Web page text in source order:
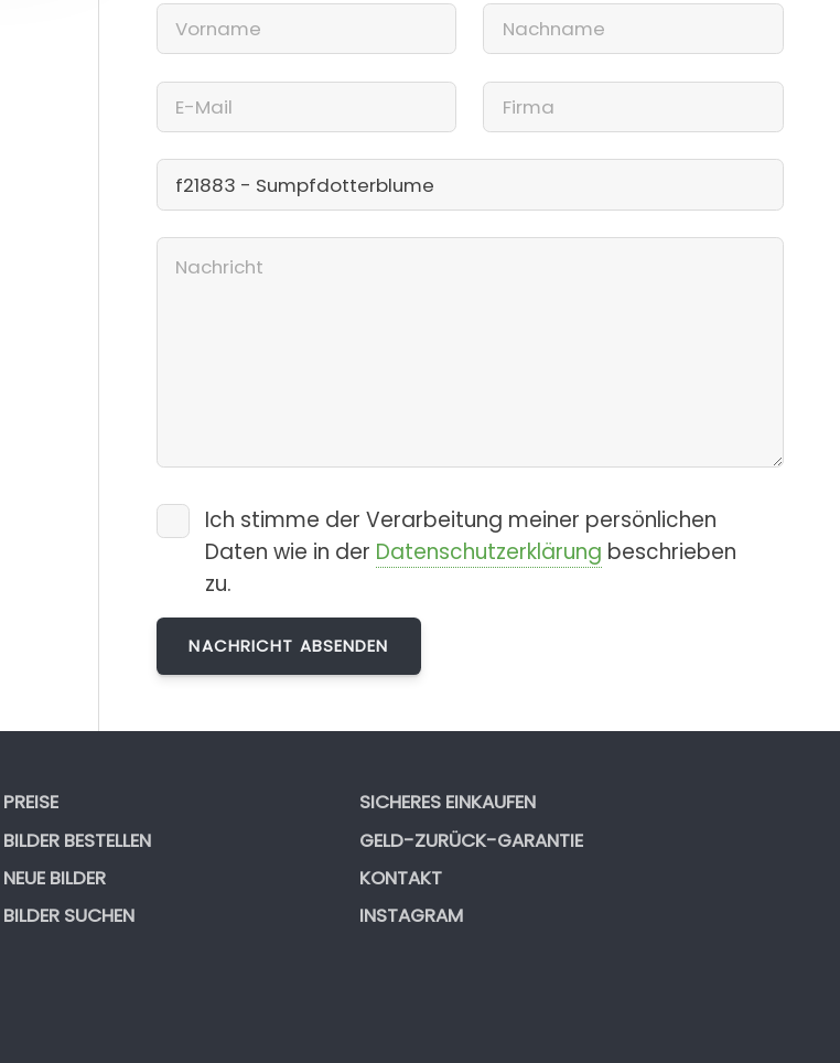
Ich stimme der Verarbeitung meiner persönlichen
Daten wie in der Datenschutzerklärung beschrieben
zu.
PREISE
BILDER BESTELLEN
NEUE BILDER
BILDER SUCHEN
SICHERES EINKAUFEN
GELD-ZURÜCK-GARANTIE
KONTAKT
INSTAGRAM